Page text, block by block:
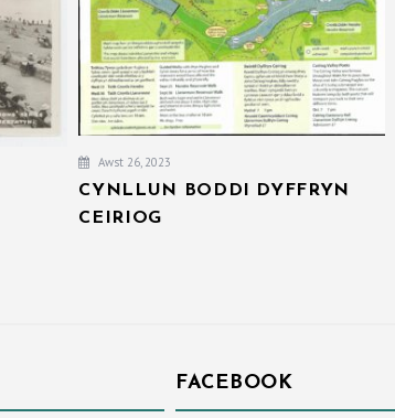
Awst 26, 2023
CYNLLUN BODDI DYFFRYN
CEIRIOG
FACEBOOK